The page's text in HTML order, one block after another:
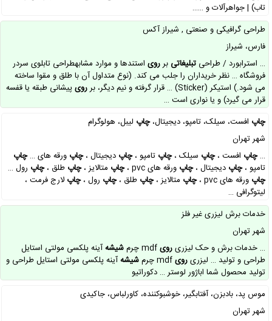
تاب) | جواهرآلات و ……
طراحی گرافیکی و صنعتی , شیراز آکس
فارس، شیراز
… استرابورد / طراحی تبلیغاتیبررویاستندها و موارد مشابهطراحی تابلوی سردر
فروشگاه … نظر خریداران را جلب می کند. (نوع متداول آن با طلق و مقوا ساخته
می شود.) استیکر (Sticker) … قرار گرفته و نیم دیگر، بر
رویپیشانی طبقه یا قفسه
قرار می گیرد) و یا نواری است …
چاپافست، سیلک، تامپو، دیجیتال،چاپلیبل، هولوگرام
شهر تهران
…چاپافست ،چاپسیلک ،چاپتامپو ،چاپدیجیتال ،چاپورقه های …چاپ
تامپو ،چاپدیجیتال ،چاپورقه های pvc ، چاپمتالایز ،چاپطلق ،چاپرول …
چاپورقه های pvc ، چاپمتالایز ،چاپطلق ،چاپرول ،چاپلارج فرمت ،
لیتوگرافی …
خدمات برش لیزری غیر فلز
شهر تهران
… خدمات برش و حک لیزریرویmdf چرم شیشهآینه پلکسی مولتی استایل
طراحی و تولید … لیزریرویmdf چرم شیشهآینه پلکسی مولتی استایل طراحی و
تولید محصول شما اباژور لوستر … دکوراتیو
موس پد، بادبزن، آفتابگیر، خوشبوکننده، کاورلباس، جاکیدی
شهر تهران